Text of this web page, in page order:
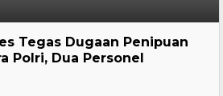
Tegas Dugaan Penipuan
Polri, Dua Personel